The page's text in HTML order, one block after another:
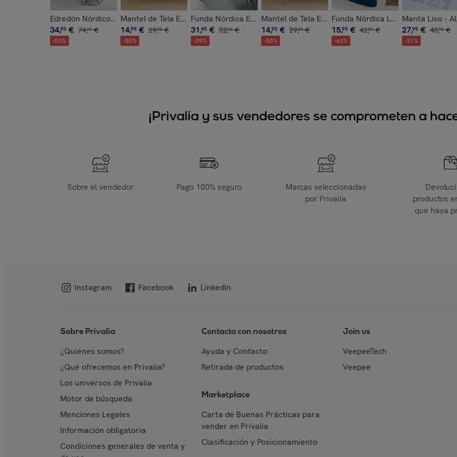
Edredón Nórdico Estampado - 100% Poliéster Microfibra - 300 gr/m² con Tacto Pluma - Ona Gray
34,95 € 74,95 €
-53%
Mantel de Tela Estampado - Antimanchas - 100% Algodón - Half panamá - Sacchio
14,95 € 29,95 €
-50%
Funda Nórdica Estampada - Reversible - Infantil - Cierre Solapa -
31,45 € 52,00 €
-39%
Mantel de Tela Estampado - Antimanchas - 100%
14,95 € 29,95 €
-50%
Funda Nórdica Lisa - 100%
15,95 € 42,94 €
-62%
Manta Liso -
27,95 € 40,95 €
-31%
¡Privalia y sus vendedores se comprometen a
Sobre el vendedor Pago 100% seguro
Marcas seleccionadas
por Privalia
productos
que haya
Instagram Facebook LinkedIn
Sobre Privalia
¿Quiénes somos?
¿Qué ofrecemos en Privalia?
Los universos de Privalia
Motor de búsqueda
Menciones Legales
Información obligatoria
Condiciones generales de venta y
Contacta con nosotros
Ayuda y Contacto
Retirada de productos
Marketplace
Carta de Buenas Prácticas para
vender en Privalia
Clasificación y Posicionamiento
Join us
VeepeeTech
Veepee